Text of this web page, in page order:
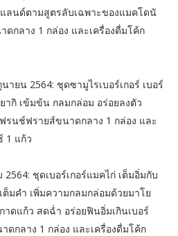
ลนด์ตามสูตรลับเฉพาะของแมคโดนั
กลาง 1 กล่อง และเครื่องดื่มโค้ก
ายน 2564: ชุดซามูไรเบอร์เกอร์ เบอร์
ากิ เข้มข้น กลมกล่อม อร่อยลงตัว
รนช์ฟรายส์ขนาดกลาง 1 กล่อง และ
1 แก้ว
ชุดเบอร์เกอร์แมคไก่ เต็มอิ่มกับ
ต็มคำ เพิ่มความกลมกล่อมด้วยมาโย
ดแก้ว สดฉ่ำ อร่อยฟินอิ่มเกินเบอร์
ดกลาง 1 กล่อง และเครื่องดื่มโค้ก